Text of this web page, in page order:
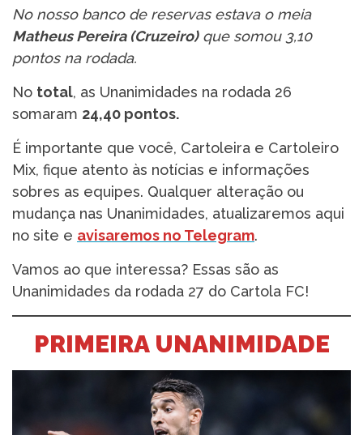
No nosso banco de reservas estava o meia
Matheus Pereira (Cruzeiro)que somou 3,10
pontos na rodada.
No total, as Unanimidades na rodada 26
somaram 24,40 pontos.
É importante que você, Cartoleira e Cartoleiro
Mix, fique atento às notícias e informações
sobres as equipes. Qualquer alteração ou
mudança nas Unanimidades, atualizaremos aqui
no site e avisaremos no Telegram.
Vamos ao que interessa? Essas são as
Unanimidades da rodada 27 do Cartola FC!
PRIMEIRA UNANIMIDADE